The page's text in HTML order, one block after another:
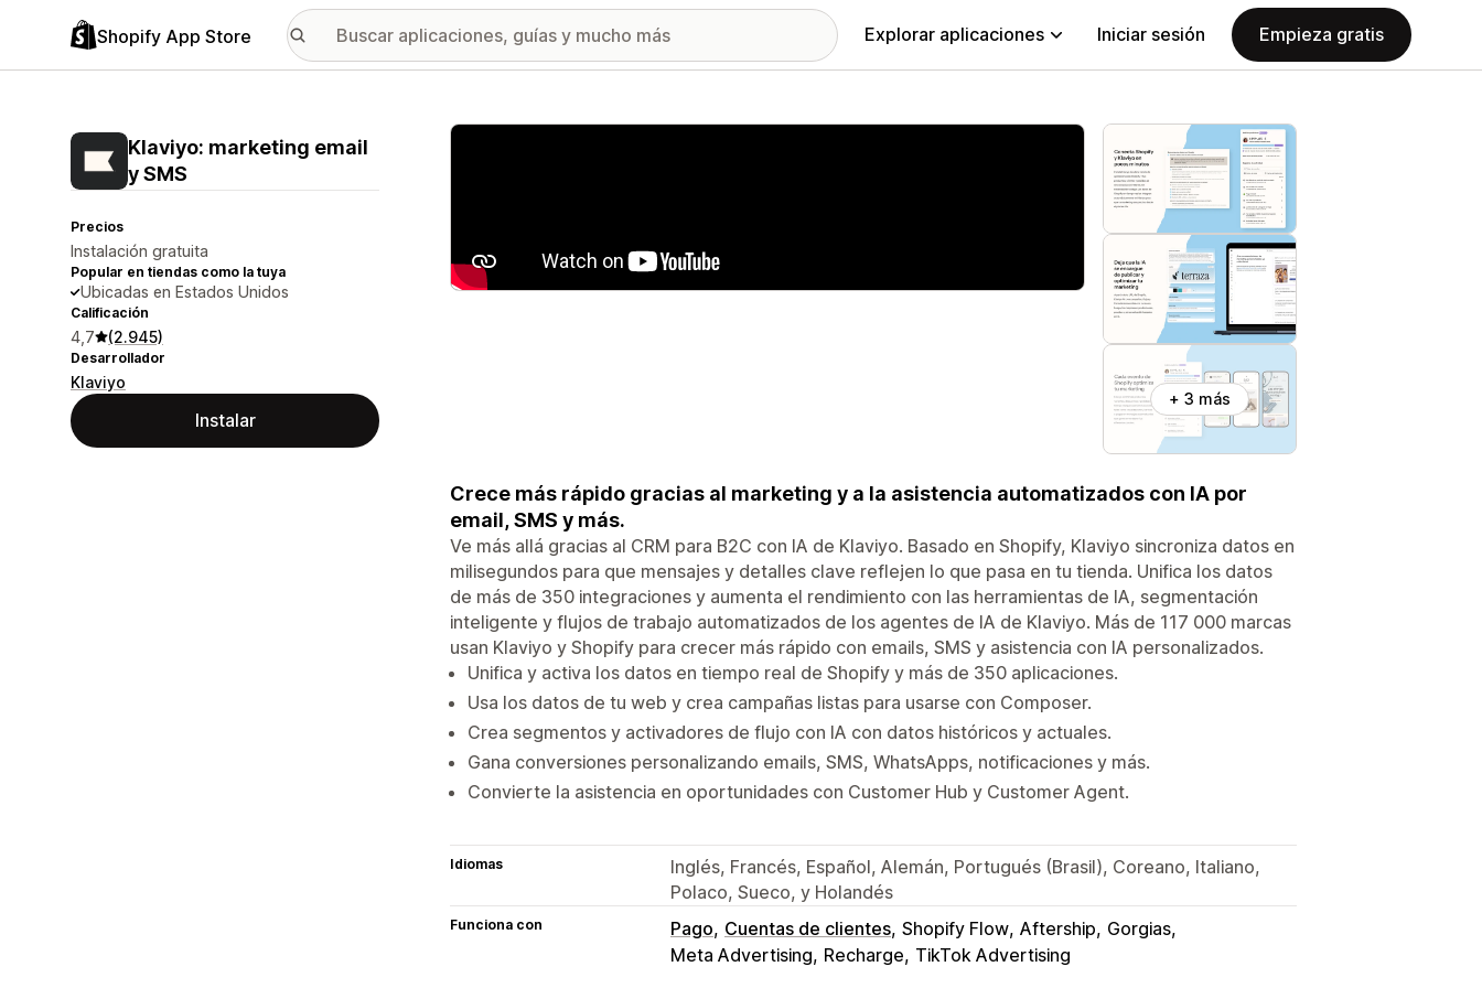
Shopify App Store Explorar aplicaciones Iniciar sesión Empieza gratis
Klaviyo: marketing email
y SMS
Precios
Instalación gratuita
Popular en tiendas como la tuya
Ubicadas en Estados Unidos
Calificación
4,7 (2.945)
Desarrollador
Klaviyo
Instalar
Galería de imágenes destacadas
+ 3 más
Crece más rápido gracias al marketing y a la asistencia automatizados con IA por
email, SMS y más.
Ve más allá gracias al CRM para B2C con IA de Klaviyo. Basado en Shopify, Klaviyo sincroniza datos en
milisegundos para que mensajes y detalles clave reflejen lo que pasa en tu tienda. Unifica los datos
de más de 350 integraciones y aumenta el rendimiento con las herramientas de IA, segmentación
inteligente y flujos de trabajo automatizados de los agentes de IA de Klaviyo. Más de 117 000 marcas
usan Klaviyo y Shopify para crecer más rápido con emails, SMS y asistencia con IA personalizados.
Unifica y activa los datos en tiempo real de Shopify y más de 350 aplicaciones.
Usa los datos de tu web y crea campañas listas para usarse con Composer.
Crea segmentos y activadores de flujo con IA con datos históricos y actuales.
Gana conversiones personalizando emails, SMS, WhatsApps, notificaciones y más.
Convierte la asistencia en oportunidades con Customer Hub y Customer Agent.
Idiomas
Inglés, Francés, Español, Alemán, Portugués (Brasil), Coreano, Italiano,
Polaco, Sueco, y Holandés
Funciona con Pago Cuentas de clientes Shopify Flow Aftership Gorgias
Meta Advertising Recharge TikTok Advertising